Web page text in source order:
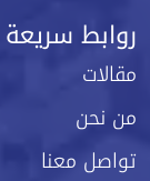
روابط سريعة
مقالات
من نحن
تواصل معنا